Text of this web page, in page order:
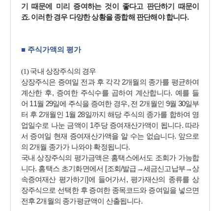
기 때문에 미리 증여하는 것이 좋다고 판단하기 때문이
죠.이러한 경우 다양한 상황을 종합해 판단해야 합니다.
■ 주식가액의 평가
(1)국내 상장주식의 경우
상장주식은 증여일 전과 후 각각 2개월의 종가를 평균하여
계산한 후, 증여한 주식수를 곱하여 계산합니다. 예를 들
어 11월 29일에 주식을 증여한 경우, 전 2개월인 9월 30일부
터 후 2개월인 1월 28일까지 해당 주식의 종가를 합하여 영
업일수로 나눈 금액이 1주당 증여재산가액이 됩니다. 따라
서 증여일 현재 증여재산가액을 알 수는 없습니다. 앞으로
의 2개월 종가가 나와야 확정됩니다.
국내 상장주식의 평가금액은 홈택스에서도 조회가 가능합
니다. 홈택스 초기화면에서 [조회/발급 →세금신고납부→상
속증여재산 평가하기]에 들어가서 , 평가재산의 종류를 상
장주식으로 선택한 후 증여한 종목코드와 증여일을 넣으면
전후 2개월의 종가평균액이 산출됩니다.